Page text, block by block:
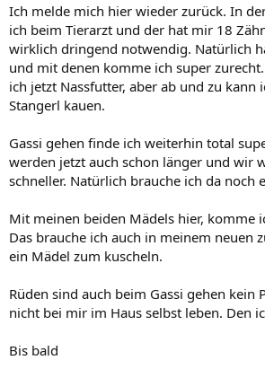
Ich melde mich hier wieder zurück. In
ich beim Tierarzt und der hat mir 18
wirklich dringend notwendig. Natürlich
und mit denen komme ich super
ich jetzt Nassfutter, aber ab und zu kann
Stangerl kauen.
Gassi gehen finde ich weiterhin total
werden jetzt auch schon länger und wir
schneller. Natürlich brauche ich da noch
Mit meinen beiden Mädels hier, komme
Das brauche ich auch in meinem neuen
ein Mädel zum kuscheln.
Rüden sind auch beim Gassi gehen kein
nicht bei mir im Haus selbst leben. Den
Bis bald